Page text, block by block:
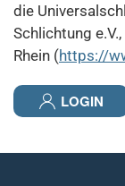
die
Schlichtung
Rhein (https://
LOGIN